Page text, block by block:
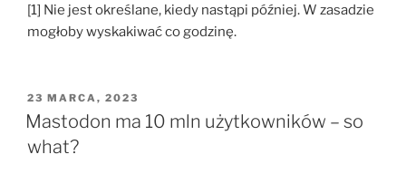
[1] Nie jest określane, kiedy nastąpi później. W zasadzie
mogłoby wyskakiwać co godzinę.
OPUBLIKOWANE
W
23 MARCA, 2023
Mastodon ma 10 mln użytkowników – so
what?